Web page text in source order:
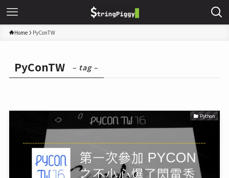
Home PyConTW
PyConTW – tag –
Python